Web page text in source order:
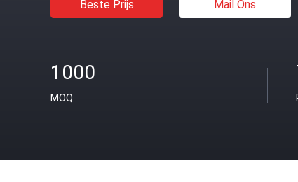
Beste Prijs Mail Ons
1000
MOQ